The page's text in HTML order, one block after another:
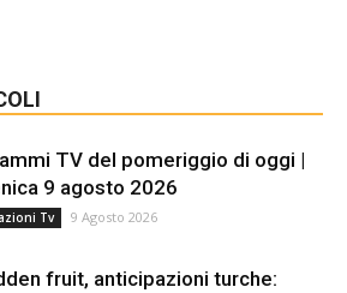
TV del pomeriggio di oggi |
9 agosto 2026
Tv 9 Agosto 2026
fruit, anticipazioni turche: